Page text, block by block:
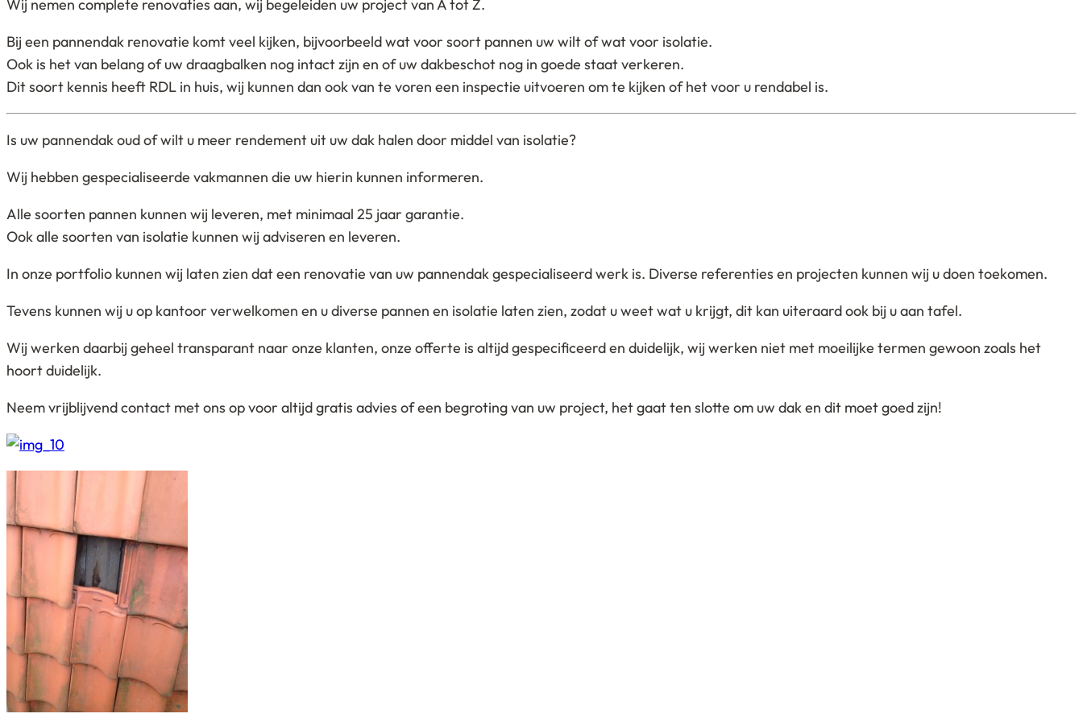
Wij nemen complete renovaties aan, wij begeleiden uw project van A tot Z.
Bij een pannendak renovatie komt veel kijken, bijvoorbeeld wat voor soort pannen uw wilt of wat voor isolatie.
Ook is het van belang of uw draagbalken nog intact zijn en of uw dakbeschot nog in goede staat verkeren.
Dit soort kennis heeft RDL in huis, wij kunnen dan ook van te voren een inspectie uitvoeren om te kijken of het voor u rendabel is.
Is uw pannendak oud of wilt u meer rendement uit uw dak halen door middel van isolatie?
Wij hebben gespecialiseerde vakmannen die uw hierin kunnen informeren.
Alle soorten pannen kunnen wij leveren, met minimaal 25 jaar garantie.
Ook alle soorten van isolatie kunnen wij adviseren en leveren.
In onze portfolio kunnen wij laten zien dat een renovatie van uw pannendak gespecialiseerd werk is. Diverse referenties en projecten kunnen wij u doen toekomen.
Tevens kunnen wij u op kantoor verwelkomen en u diverse pannen en isolatie laten zien, zodat u weet wat u krijgt, dit kan uiteraard ook bij u aan tafel.
Wij werken daarbij geheel transparant naar onze klanten, onze offerte is altijd gespecificeerd en duidelijk, wij werken niet met moeilijke termen gewoon zoals het
hoort duidelijk.
Neem vrijblijvend contact met ons op voor altijd gratis advies of een begroting van uw project, het gaat ten slotte om uw dak en dit moet goed zijn!